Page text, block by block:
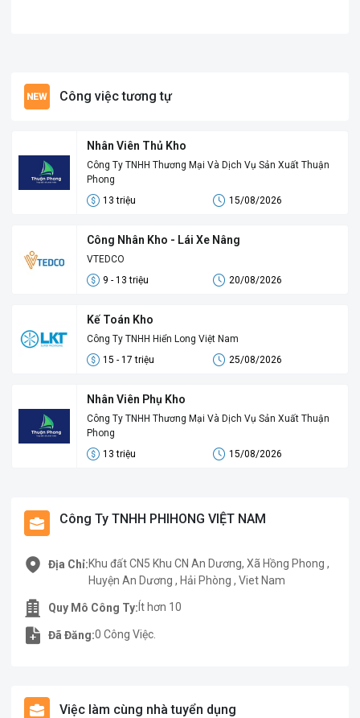
Công việc tương tự
Nhân Viên Thủ Kho
Công Ty TNHH Thương Mại Và Dịch Vụ Sản Xuất Thuận
Phong
13 triệu
15/08/2026
Công Nhân Kho - Lái Xe Nâng
VTEDCO
9 - 13 triệu
20/08/2026
Kế Toán Kho
Công Ty TNHH Hiển Long Việt Nam
15 - 17 triệu
25/08/2026
Nhân Viên Phụ Kho
Công Ty TNHH Thương Mại Và Dịch Vụ Sản Xuất Thuận
Phong
13 triệu
15/08/2026
Công Ty TNHH PHIHONG VIỆT NAM
Địa Chỉ:Khu đất CN5 Khu CN An Dương, Xã Hồng Phong ,
Huyện An Dương , Hải Phòng , Viet Nam
Quy Mô Công Ty: Ít hơn 10
Đã Đăng:0 Công Việc.
Việc làm cùng nhà tuyển dụng